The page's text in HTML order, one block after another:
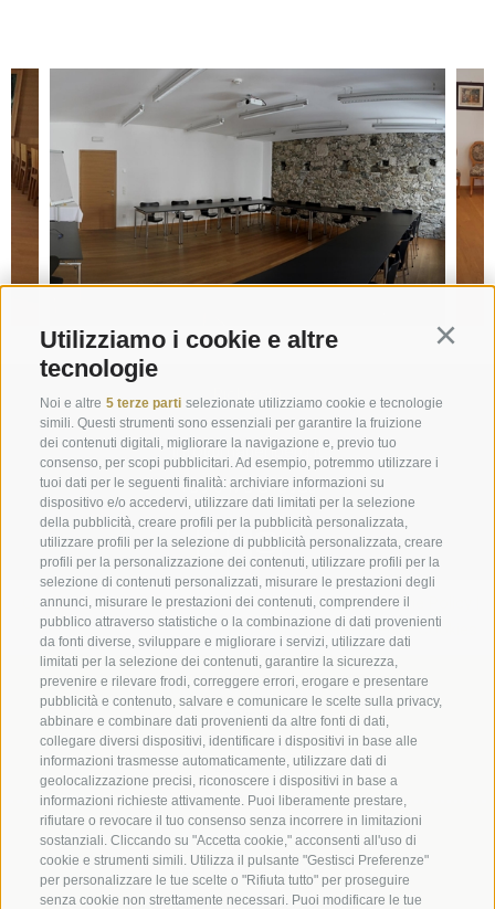
Utilizziamo i cookie e altre
tecnologie
Noi e altre 5 terze parti selezionate utilizziamo cookie e tecnologie
simili. Questi strumenti sono essenziali per garantire la fruizione
dei contenuti digitali, migliorare la navigazione e, previo tuo
consenso, per scopi pubblicitari. Ad esempio, potremmo utilizzare i
tuoi dati per le seguenti finalità: archiviare informazioni su
dispositivo e/o accedervi, utilizzare dati limitati per la selezione
della pubblicità, creare profili per la pubblicità personalizzata,
utilizzare profili per la selezione di pubblicità personalizzata, creare
profili per la personalizzazione dei contenuti, utilizzare profili per la
selezione di contenuti personalizzati, misurare le prestazioni degli
annunci, misurare le prestazioni dei contenuti, comprendere il
pubblico attraverso statistiche o la combinazione di dati provenienti
da fonti diverse, sviluppare e migliorare i servizi, utilizzare dati
limitati per la selezione dei contenuti, garantire la sicurezza,
prevenire e rilevare frodi, correggere errori, erogare e presentare
pubblicità e contenuto, salvare e comunicare le scelte sulla privacy,
abbinare e combinare dati provenienti da altre fonti di dati,
collegare diversi dispositivi, identificare i dispositivi in base alle
informazioni trasmesse automaticamente, utilizzare dati di
geolocalizzazione precisi, riconoscere i dispositivi in base a
informazioni richieste attivamente. Puoi liberamente prestare,
rifiutare o revocare il tuo consenso senza incorrere in limitazioni
sostanziali. Cliccando su "Accetta cookie," acconsenti all'uso di
cookie e strumenti simili. Utilizza il pulsante "Gestisci Preferenze"
per personalizzare le tue scelte o "Rifiuta tutto" per proseguire
senza cookie non strettamente necessari. Puoi modificare le tue
Richiesta
info@marienberg.it
+39 0473 843980
Credits | Contributi pubblici | Mappa del sito | Cookie Policy
Privacy | Preferenze Cookies
Abbazia di Marienberg
Schlinig 1
39024 Malles
BZ - Italia
Amministrazione
Tel.+39 0473 843989
Email: verwaltung@marienberg.it